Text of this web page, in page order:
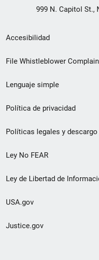
999 N. Capitol St.,
Menú
de
de
pie
de
página
Accesibilidad
File Whistleblower
Lenguaje simple
Política de privacidad
Políticas legales y
Ley No FEAR
Ley de Libertad de
USA.gov
Justice.gov